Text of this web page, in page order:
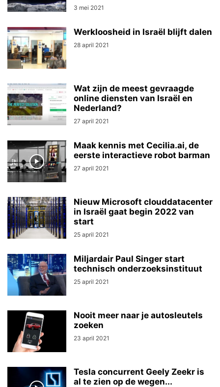
3 mei 2021
Werkloosheid in Israël blijft dalen
28 april 2021
Wat zijn de meest gevraagde
online diensten van Israël en
Nederland?
27 april 2021
Maak kennis met Cecilia.ai, de
eerste interactieve robot barman
27 april 2021
Nieuw Microsoft clouddatacenter
in Israël gaat begin 2022 van
start
25 april 2021
Miljardair Paul Singer start
technisch onderzoeksinstituut
25 april 2021
Nooit meer naar je autosleutels
zoeken
23 april 2021
Tesla concurrent Geely Zeekr is
al te zien op de wegen...